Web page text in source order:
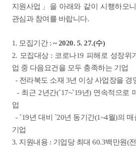
지원사업」을 아래와 같이 시행하오
관심과 참여를 바랍니다.
1. 모집기간 : ~ 2020. 5. 27.(수)
2. 모집대상 : 코로나19 피해로 성장위
업 중 다음요건을 모두 충족하는 기업
- 전라북도 소재 3년 이상 사업장을 경
- 최근 2년간(`17~`19년) 연속적으로
업
- `19년 대비 `20년 동기간(1~4월)의
기업
3. 지원내용 : 기업당 최대 60.3백만원(